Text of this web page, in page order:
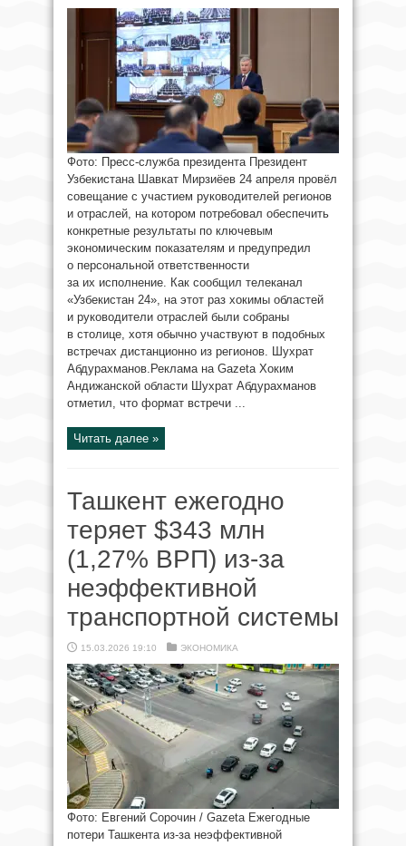
Фото: Пресс-служба президента Президент
Узбекистана Шавкат Мирзиёев 24 апреля провёл
совещание с участием руководителей регионов
и отраслей, на котором потребовал обеспечить
конкретные результаты по ключевым
экономическим показателям и предупредил
о персональной ответственности
за их исполнение. Как сообщил телеканал
«Узбекистан 24», на этот раз хокимы областей
и руководители отраслей были собраны
в столице, хотя обычно участвуют в подобных
встречах дистанционно из регионов. Шухрат
Абдурахманов.Реклама на Gazeta Хоким
Андижанской области Шухрат Абдурахманов
отметил, что формат встречи ...
Читать далее »
Ташкент ежегодно
теряет $343 млн
(1,27% ВРП) из-за
неэффективной
транспортной системы
15.03.2026 19:10 ЭКОНОМИКА
Фото: Евгений Сорочин / Gazeta Ежегодные
потери Ташкента из-за неэффективной